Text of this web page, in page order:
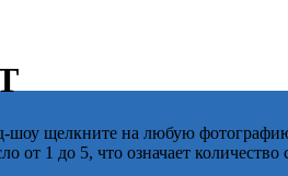
щелкните на любую
от 1 до 5, что означает